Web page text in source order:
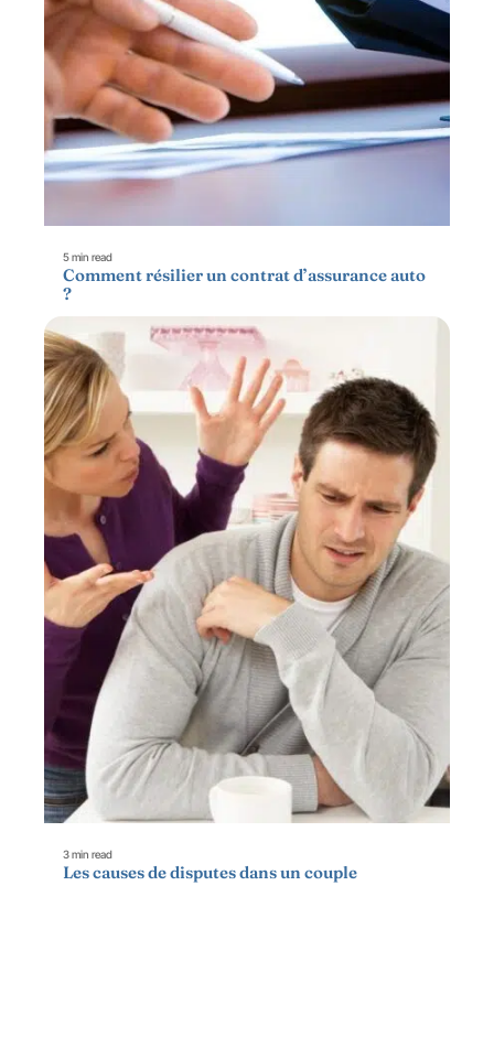
5 min read
Comment résilier un contrat d’assurance auto
?
3 min read
Les causes de disputes dans un couple